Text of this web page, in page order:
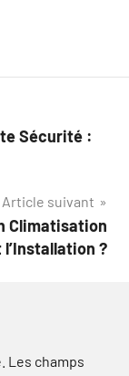
Sécurité :
Article suivant
Climatisation
l’Installation ?
Les champs